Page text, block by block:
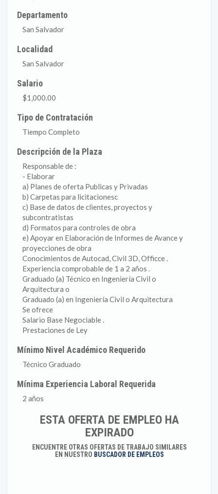
Departamento
San Salvador
Localidad
San Salvador
Salario
$1,000.00
Tipo de Contratación
Tiempo Completo
Descripción de la Plaza
Responsable de :
- Elaborar
a) Planes de oferta Publicas y Privadas
b) Carpetas para licitacionesc
c) Base de datos de clientes, proyectos y
subcontratistas
d) Formatos para controles de obra
e) Apoyar en Elaboración de Informes de Avance y
proyecciones de obra
Conocimientos de Autocad, Civil 3D, Officce .
Experiencia comprobable de 1 a 2 años .
Graduado (a) Técnico en Ingeniería Civil o
Arquitectura o
Graduado (a) en Ingeniería Civil o Arquitectura
Se ofrece
Salario Base Negociable .
Prestaciones de Ley
Mínimo Nivel Académico Requerido
Técnico Graduado
Mínima Experiencia Laboral Requerida
2 años
ESTA OFERTA DE EMPLEO HA
EXPIRADO
ENCUENTRE OTRAS OFERTAS DE TRABAJO SIMILARES
EN NUESTRO BUSCADOR DE EMPLEOS